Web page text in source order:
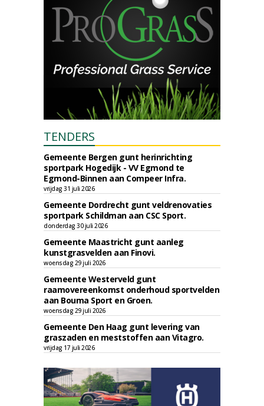
TENDERS
Gemeente Bergen gunt herinrichting
sportpark Hogedijk - VV Egmond te
Egmond-Binnen aan Compeer Infra.
vrijdag 31 juli 2026
Gemeente Dordrecht gunt veldrenovaties
sportpark Schildman aan CSC Sport.
donderdag 30 juli 2026
Gemeente Maastricht gunt aanleg
kunstgrasvelden aan Finovi.
woensdag 29 juli 2026
Gemeente Westerveld gunt
raamovereenkomst onderhoud sportvelden
aan Bouma Sport en Groen.
woensdag 29 juli 2026
Gemeente Den Haag gunt levering van
graszaden en meststoffen aan Vitagro.
vrijdag 17 juli 2026